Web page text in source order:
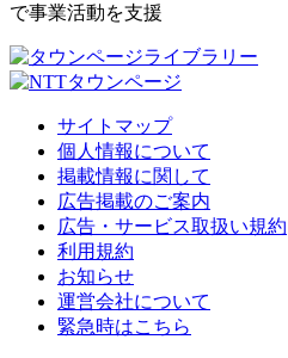
で事業活動を支援
サイトマップ
個人情報について
掲載情報に関して
広告掲載のご案内
広告・サービス取扱い規約
利用規約
お知らせ
運営会社について
緊急時はこちら